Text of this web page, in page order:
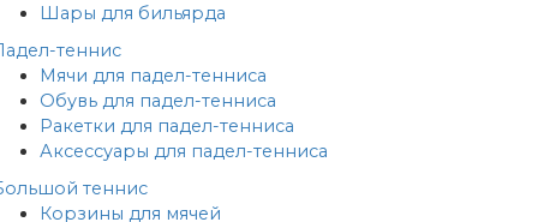
Шары для бильярда
теннис
Мячи для падел-тенниса
Обувь для падел-тенниса
Ракетки для падел-тенниса
Аксессуары для падел-тенниса
теннис
Корзины для мячей